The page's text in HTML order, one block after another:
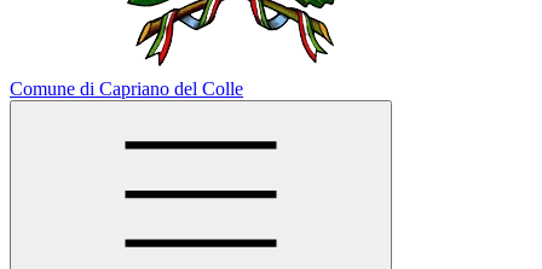
Comune di Capriano del Colle